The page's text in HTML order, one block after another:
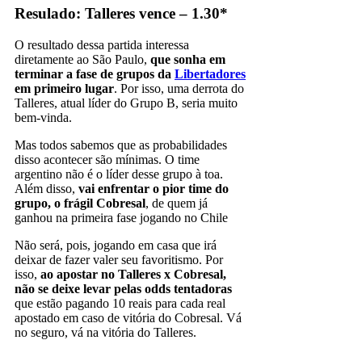
Resulado: Talleres vence – 1.30*
O resultado dessa partida interessa
diretamente ao São Paulo, que sonha em
terminar a fase de grupos da Libertadores
em primeiro lugar. Por isso, uma derrota do
Talleres, atual líder do Grupo B, seria muito
bem-vinda.
Mas todos sabemos que as probabilidades
disso acontecer são mínimas. O time
argentino não é o líder desse grupo à toa.
Além disso, vai enfrentar o pior time do
grupo, o frágil Cobresal, de quem já
ganhou na primeira fase jogando no Chile
Não será, pois, jogando em casa que irá
deixar de fazer valer seu favoritismo. Por
isso, ao apostar no Talleres x Cobresal,
não se deixe levar pelas odds tentadoras
que estão pagando 10 reais para cada real
apostado em caso de vitória do Cobresal. Vá
no seguro, vá na vitória do Talleres.